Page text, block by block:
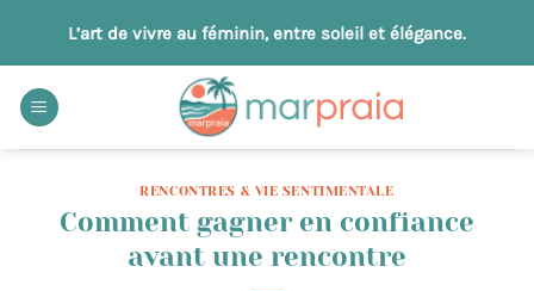
contenu
L’art de vivre au féminin, entre soleil et élégance.
RENCONTRES & VIE SENTIMENTALE
Comment gagner en confiance
avant une rencontre